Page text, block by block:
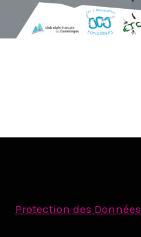
Protection des